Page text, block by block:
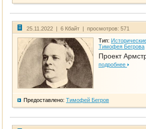
25.11.2022 | 6 Кбайт | просмотров: 571
Тип:
Тимофея Бегрова
Проект
подробнее
Предоставлено: Тимофей Бегров